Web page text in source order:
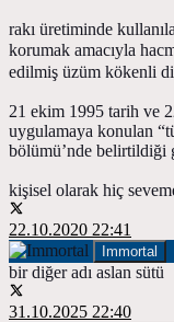
rakı üretiminde
korumak amacıyla
edilmiş üzüm kökenli
21 ekim 1995 tarih ve
uygulamaya konulan
bölümü’nde belirtildiği
kişisel olarak hiç
22.10.2020 22:41
Immortal
bir diğer adı aslan sütü
31.10.2025 22:40